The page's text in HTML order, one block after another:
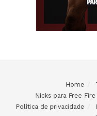
Home
Nicks para Free
Política de privacidade